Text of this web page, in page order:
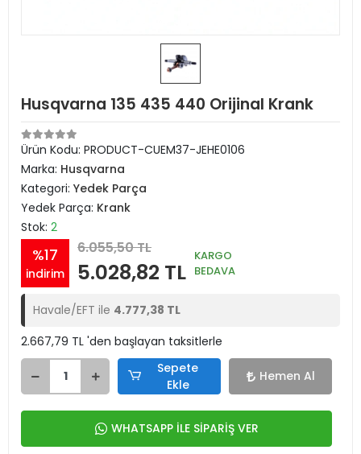
Husqvarna 135 435 440 Orijinal Krank
Ürün Kodu: PRODUCT-CUEM37-JEHE0106
Marka: Husqvarna
Kategori: Yedek Parça
Yedek Parça: Krank
Stok: 2
%17
indirim
6.055,50 TL
5.028,82 TL
KARGO
BEDAVA
Havale/EFT ile 4.777,38 TL
2.667,79 TL 'den başlayan taksitlerle
Sepete
Ekle
Hemen Al
WHATSAPP İLE SİPARİŞ VER